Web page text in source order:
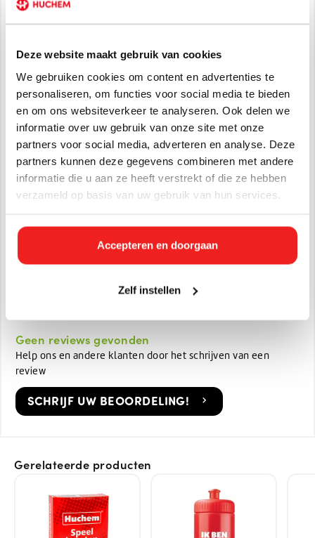
Deze website maakt gebruik van cookies
We gebruiken cookies om content en advertenties te
personaliseren, om functies voor social media te bieden
en om ons websiteverkeer te analyseren. Ook delen we
informatie over uw gebruik van onze site met onze
partners voor social media, adverteren en analyse. Deze
partners kunnen deze gegevens combineren met andere
informatie die u aan ze heeft verstrekt of die ze hebben
verzameld op basis van uw gebruik van hun services.
Accepteren en doorgaan
Zelf instellen
Specificaties
Artikelnummer: GOUD-HERO
Geen reviews gevonden
Help ons en andere klanten door het schrijven van een
review
SCHRIJF UW BEOORDELING!
Gerelateerde producten